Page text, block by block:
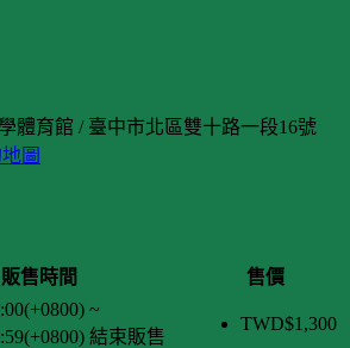
體育館 / 臺中市北區雙十路一段16號
圖
販售時間
售價
~
結束販售
TWD$1,300